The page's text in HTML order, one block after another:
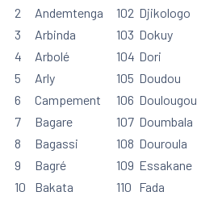
2
3
4
5
6
7
8
9
10
Andemtenga
Arbinda
Arbolé
Arly
Campement
Bagare
Bagassi
Bagré
Bakata
102
103
104
105
106
107
108
109
110
Djikologo
Dokuy
Dori
Doudou
Doulougou
Doumbala
Douroula
Essakane
Fada